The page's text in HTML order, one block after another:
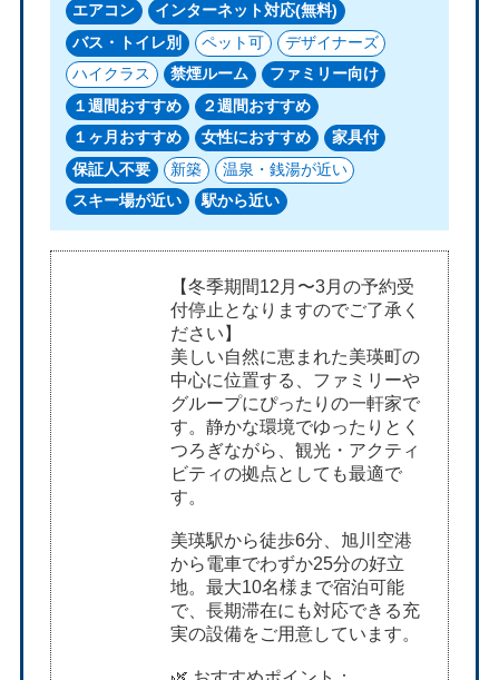
エアコン
インターネット対応(無料)
バス・トイレ別
ペット可
デザイナーズ
ハイクラス
禁煙ルーム
ファミリー向け
１週間おすすめ
２週間おすすめ
１ヶ月おすすめ
女性におすすめ
家具付
保証人不要
新築
温泉・銭湯が近い
スキー場が近い
駅から近い
【冬季期間12月〜3月の予約受
付停止となりますのでご了承く
ださい】
美しい自然に恵まれた美瑛町の
中心に位置する、ファミリーや
グループにぴったりの一軒家で
す。静かな環境でゆったりとく
つろぎながら、観光・アクティ
ビティの拠点としても最適で
す。
美瑛駅から徒歩6分、旭川空港
から電車でわずか25分の好立
地。最大10名様まで宿泊可能
で、長期滞在にも対応できる充
実の設備をご用意しています。